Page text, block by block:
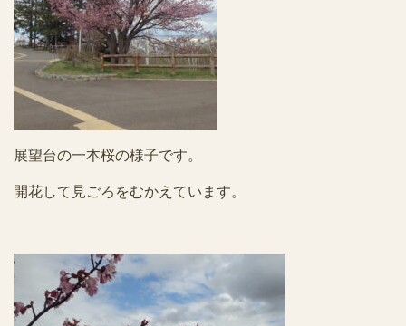
展望台の一本桜の様子です。
開花して見ごろをむかえています。